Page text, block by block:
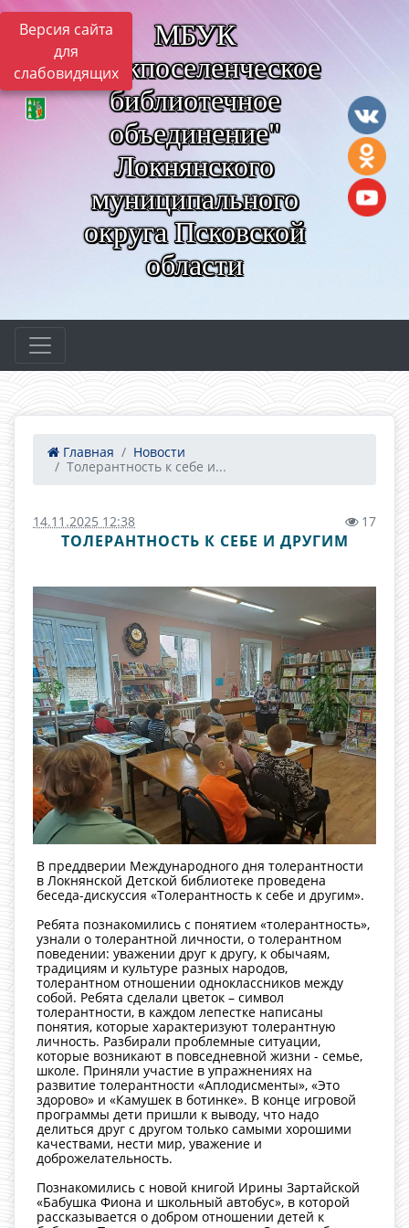
Версия сайта
для
слабовидящих
МБУК
"Межпоселенческое
библиотечное
объединение"
Локнянского
муниципального
округа Псковской
области
Главная
Новости
Толерантность к себе и...
14.11.2025 12:38 17
ТОЛЕРАНТНОСТЬ К СЕБЕ И ДРУГИМ
В преддверии Международного дня толерантности
в Локнянской Детской библиотеке проведена
беседа-дискуссия «Толерантность к себе и другим».
Ребята познакомились с понятием «толерантность»,
узнали о толерантной личности, о толерантном
поведении: уважении друг к другу, к обычаям,
традициям и культуре разных народов,
толерантном отношении одноклассников между
собой. Ребята сделали цветок – символ
толерантности, в каждом лепестке написаны
понятия, которые характеризуют толерантную
личность. Разбирали проблемные ситуации,
которые возникают в повседневной жизни - семье,
школе. Приняли участие в упражнениях на
развитие толерантности «Аплодисменты», «Это
здорово» и «Камушек в ботинке». В конце игровой
программы дети пришли к выводу, что надо
делиться друг с другом только самыми хорошими
качествами, нести мир, уважение и
доброжелательность.
Познакомились с новой книгой Ирины Зартайской
«Бабушка Фиона и школьный автобус», в которой
рассказывается о добром отношении детей к